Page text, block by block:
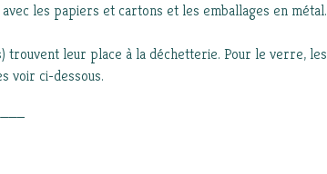
les papiers et cartons et les emballages en métal.
trouvent leur place à la déchetterie. Pour le verre, les
voir ci-dessous.